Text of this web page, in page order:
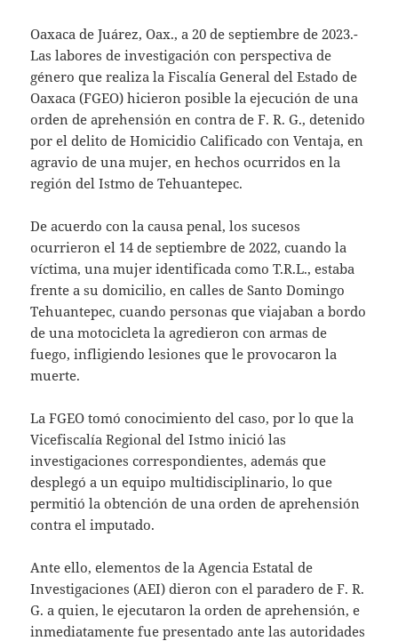
Oaxaca de Juárez, Oax., a 20 de septiembre de 2023.-
Las labores de investigación con perspectiva de
género que realiza la Fiscalía General del Estado de
Oaxaca (FGEO) hicieron posible la ejecución de una
orden de aprehensión en contra de F. R. G., detenido
por el delito de Homicidio Calificado con Ventaja, en
agravio de una mujer, en hechos ocurridos en la
región del Istmo de Tehuantepec.
De acuerdo con la causa penal, los sucesos
ocurrieron el 14 de septiembre de 2022, cuando la
víctima, una mujer identificada como T.R.L., estaba
frente a su domicilio, en calles de Santo Domingo
Tehuantepec, cuando personas que viajaban a bordo
de una motocicleta la agredieron con armas de
fuego, infligiendo lesiones que le provocaron la
muerte.
La FGEO tomó conocimiento del caso, por lo que la
Vicefiscalía Regional del Istmo inició las
investigaciones correspondientes, además que
desplegó a un equipo multidisciplinario, lo que
permitió la obtención de una orden de aprehensión
contra el imputado.
Ante ello, elementos de la Agencia Estatal de
Investigaciones (AEI) dieron con el paradero de F. R.
G. a quien, le ejecutaron la orden de aprehensión, e
inmediatamente fue presentado ante las autoridades